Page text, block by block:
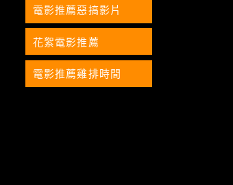
電影推薦惡搞影片
花絮電影推薦
電影推薦雞排時間